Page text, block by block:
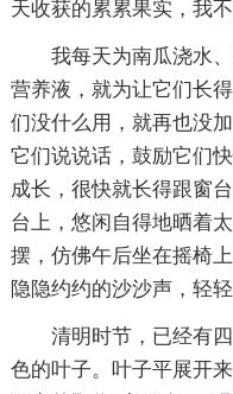
天收获的累累果实，我不
我每天为南瓜浇水
营养液，就为让它们长
们没什么用，就再也没
它们说说话，鼓励它们
成长，很快就长得跟窗
台上，悠闲自得地晒着
摆，仿佛午后坐在摇椅
隐隐约约的沙沙声，轻
清明时节，已经有
色的叶子。叶子平展开